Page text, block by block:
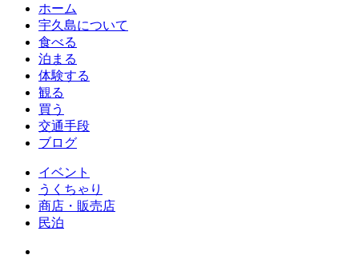
ホーム
宇久島について
食べる
泊まる
体験する
観る
買う
交通手段
ブログ
イベント
うくちゃり
商店・販売店
民泊